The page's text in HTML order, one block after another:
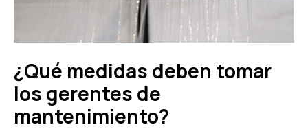
¿Qué medidas deben tomar
los gerentes de
mantenimiento?